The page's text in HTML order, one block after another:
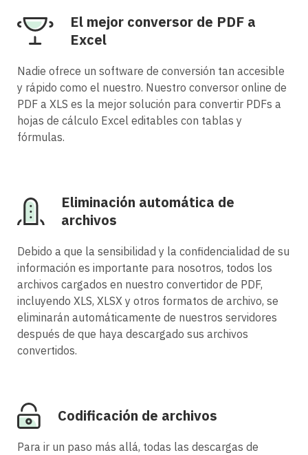
El mejor conversor de PDF a
Excel
Nadie ofrece un software de conversión tan accesible
y rápido como el nuestro. Nuestro conversor online de
PDF a XLS es la mejor solución para convertir PDFs a
hojas de cálculo Excel editables con tablas y
fórmulas.
Eliminación automática de
archivos
Debido a que la sensibilidad y la confidencialidad de su
información es importante para nosotros, todos los
archivos cargados en nuestro convertidor de PDF,
incluyendo XLS, XLSX y otros formatos de archivo, se
eliminarán automáticamente de nuestros servidores
después de que haya descargado sus archivos
convertidos.
Codificación de archivos
Para ir un paso más allá, todas las descargas de